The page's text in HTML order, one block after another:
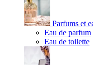
Parfums et
Eau de parfum
Eau de toilette